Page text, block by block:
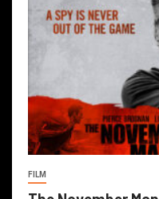
FILM